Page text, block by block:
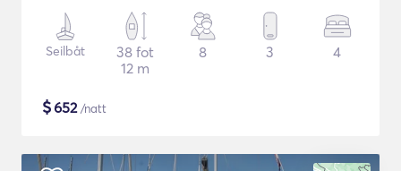
Seilbåt
38 fot
12 m
8 3 4
$652/natt